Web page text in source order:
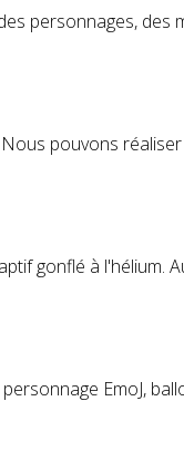
personnages, des
pouvons
gonflé à l'hélium.
personnage EmoJ,